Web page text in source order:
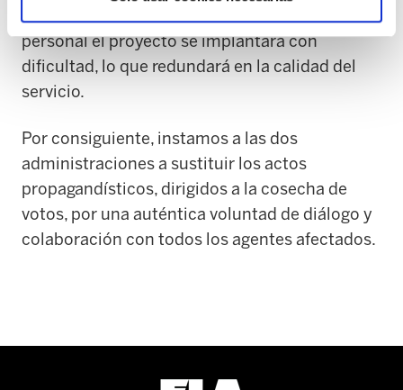
con nuestras ideas. Sin la colaboración del
personal el proyecto se implantará con
dificultad, lo que redundará en la calidad del
servicio.
Por consiguiente, instamos a las dos
administraciones a sustituir los actos
propagandísticos, dirigidos a la cosecha de
votos, por una auténtica voluntad de diálogo y
colaboración con todos los agentes afectados.